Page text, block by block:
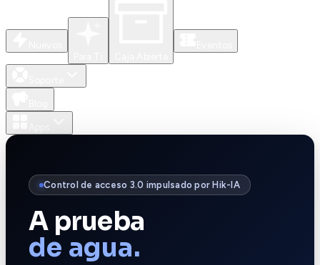
Control de acceso 3.0 impulsado por Hik-IA
A prueba
de agua.